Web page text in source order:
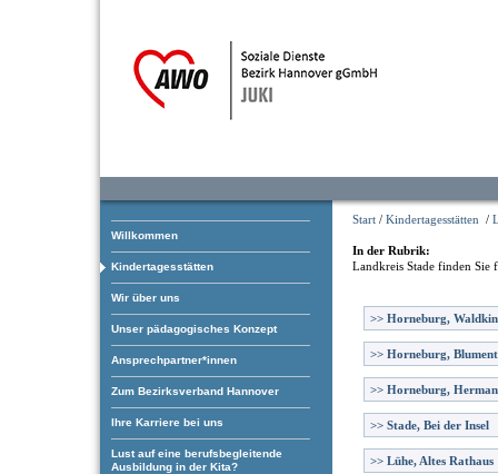
Willkommen
Kindertagesstätten
Wir über uns
Unser pädagogisches Konzept
Ansprechpartner*innen
Zum Bezirksverband Hannover
Ihre Karriere bei uns
Lust auf eine berufsbegleitende
Ausbildung in der Kita?
Start / Kindertagesstätten /
In der Rubrik:
Landkreis Stade finden Sie
>> Horneburg,
>> Horneburg,
>> Horneburg,
>> Stade, Bei der Insel
>> Lühe, Altes Rathaus